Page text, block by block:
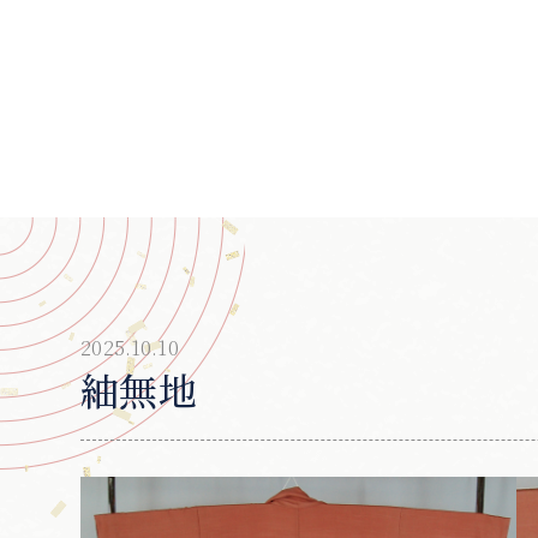
2025.10.10
紬無地